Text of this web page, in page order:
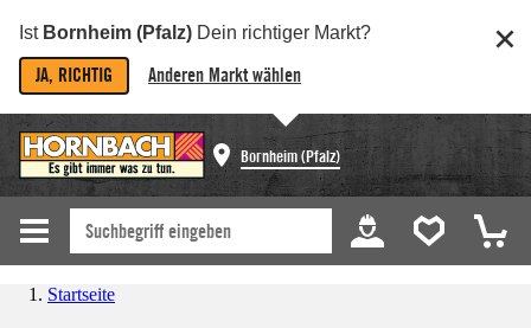
Ist Bornheim (Pfalz) Dein richtiger Markt?
JA, RICHTIG Anderen Markt wählen
Bornheim (Pfalz)
Startseite